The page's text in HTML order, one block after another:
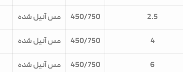
2.5
450/750 مس آنیل شده
4
450/750 مس آنیل شده
6
450/750 مس آنیل شده